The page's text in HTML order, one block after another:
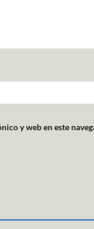
y web en este